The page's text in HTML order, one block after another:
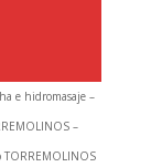
e hidromasaje –
–
TORREMOLINOS